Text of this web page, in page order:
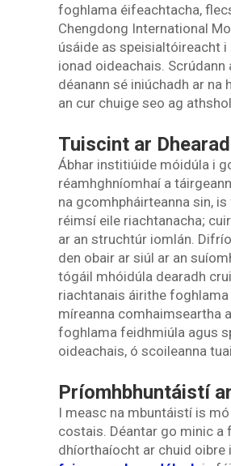
foghlama éifeachtacha,
Chengdong International
úsáide as speisialtóireacht
ionad oideachais.
déanann sé iniúchadh ar
an cur chuige seo ag
Tuiscint ar
Ábhar institiúide móidúla i
réamhghníomhaí a
na gcomhpháirteanna sin,
réimsí eile riachtanacha;
ar an struchtúr iomlán.
den obair ar siúl ar an
tógáil mhóidúla dearadh
riachtanais áirithe
míreanna comhaimseartha
foghlama feidhmiúla agus
oideachais, ó scoileanna
Príomhbhuntáistí
I measc na mbuntáistí is
costais. Déantar go minic
dhíorthaíocht ar chuid